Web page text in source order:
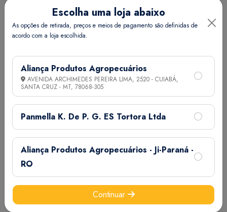
K-OTHRINE TRADE SC 25 30
ML
Ver Preço
MAXFORCE PRIME IP RB DS C/
Ver Preço
MAXFORCE QUANTUM RB DS
RACUMIN PO PROF. CP0,75
Escolha uma loja abaixo
As opções de retirada, preços e meios de pagamento são definidas de
acordo com a loja escolhida.
Aliança Produtos Agropecuários
AVENIDA ARCHIMEDES PEREIRA LIMA, 2520 - CUIABÁ,
SANTA CRUZ - MT, 78068-305
Panmella K. De P. G. ES Tortora Ltda
Aliança Produtos Agropecuários - Ji-Paraná -
RO
Continuar